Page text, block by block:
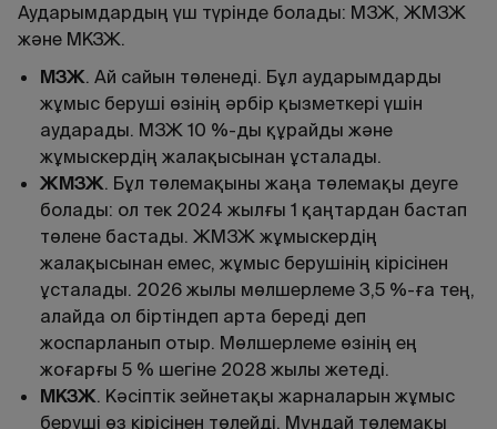
Аударымдардың үш түрінде болады: МЗЖ, ЖМЗЖ
және МКЗЖ.
МЗЖ. Ай сайын төленеді. Бұл аударымдарды
жұмыс беруші өзінің әрбір қызметкері үшін
аударады. МЗЖ 10 %-ды құрайды және
жұмыскердің жалақысынан ұсталады.
ЖМЗЖ. Бұл төлемақыны жаңа төлемақы деуге
болады: ол тек 2024 жылғы 1 қаңтардан бастап
төлене бастады. ЖМЗЖ жұмыскердің
жалақысынан емес, жұмыс берушінің кірісінен
ұсталады. 2026 жылы мөлшерлеме 3,5 %-ға тең,
алайда ол біртіндеп арта береді деп
жоспарланып отыр. Мөлшерлеме өзінің ең
жоғарғы 5 % шегіне 2028 жылы жетеді.
МКЗЖ. Кәсіптік зейнетақы жарналарын жұмыс
беруші өз кірісінен төлейді. Мұндай төлемақы